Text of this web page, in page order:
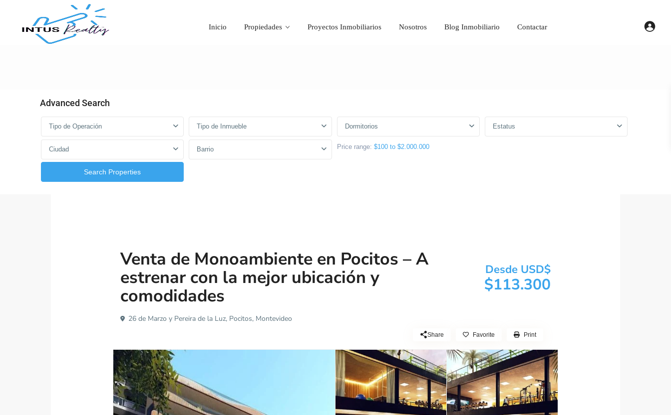
Inicio Propiedades Proyectos Inmobiliarios Nosotros Blog Inmobiliario Contactar
Advanced Search
Tipo de Operación Tipo de Inmueble Dormitorios Estatus
Ciudad Barrio Price range: $100 to $2.000.000
Venta de Monoambiente en Pocitos – A
estrenar con la mejor ubicación y
comodidades
Desde USD$
$113.300
26 de Marzo y Pereira de la Luz, Pocitos, Montevideo
Share Favorite Print